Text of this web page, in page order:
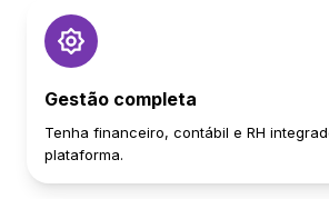
Gestão completa
Tenha financeiro, contábil e RH
plataforma.